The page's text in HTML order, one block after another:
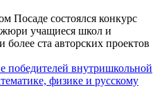
состоялся конкурс
учащиеся школ и
более ста авторских проектов